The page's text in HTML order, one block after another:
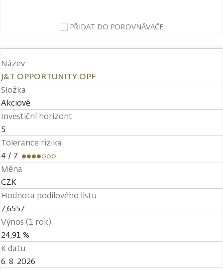
PŘIDAT DO POROVNÁVAČE
Název
J&T OPPORTUNITY OPF
Složka
Akciové
Investiční horizont
5
Tolerance rizika
4 / 7
Měna
CZK
Hodnota podílového listu
7,6557
Výnos (1 rok)
24,91 %
K datu
6. 8. 2026